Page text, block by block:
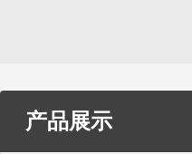
产品展示